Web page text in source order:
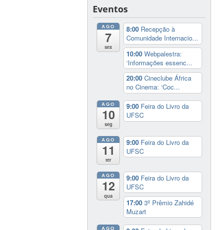
Eventos
AGO
7
sex
8:00 Recepção à
Comunidade Internacio...
10:00Webpalestra:
‘Informações essenc...
20:00Cineclube África
no Cinema: ‘Coc...
AGO
10
seg
9:00 Feira do Livro da
UFSC
AGO
11
ter
9:00 Feira do Livro da
UFSC
AGO
12
qua
9:00 Feira do Livro da
UFSC
17:003º Prêmio Zahidé
Muzart
AGO